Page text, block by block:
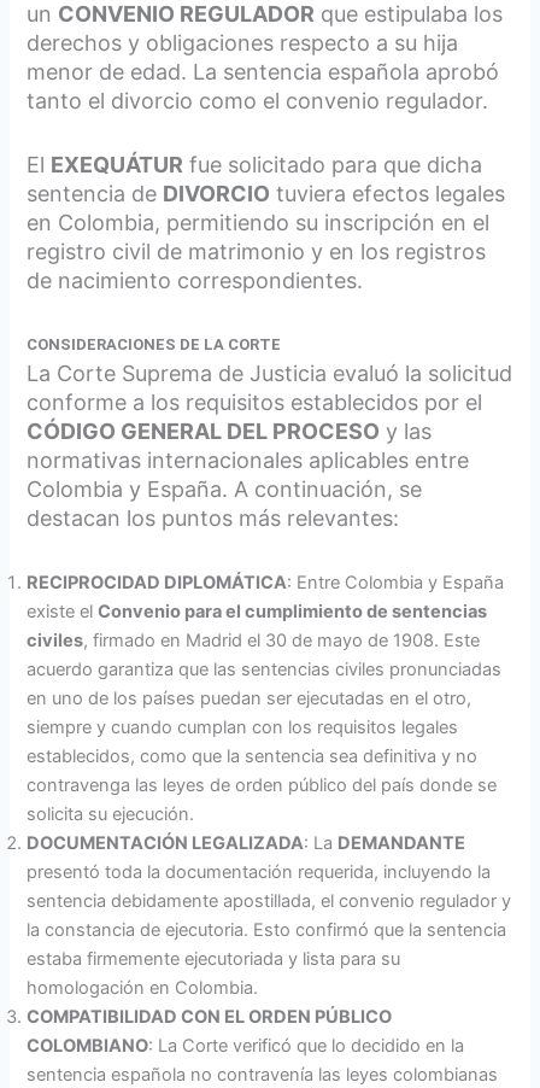
un CONVENIO REGULADOR que estipulaba los
derechos y obligaciones respecto a su hija
menor de edad. La sentencia española aprobó
tanto el divorcio como el convenio regulador.
El EXEQUÁTUR fue solicitado para que dicha
sentencia de DIVORCIO tuviera efectos legales
en Colombia, permitiendo su inscripción en el
registro civil de matrimonio y en los registros
de nacimiento correspondientes.
CONSIDERACIONES DE LA CORTE
La Corte Suprema de Justicia evaluó la solicitud
conforme a los requisitos establecidos por el
CÓDIGO GENERAL DEL PROCESO y las
normativas internacionales aplicables entre
Colombia y España. A continuación, se
destacan los puntos más relevantes:
RECIPROCIDAD DIPLOMÁTICA: Entre Colombia y España
existe elConvenio para el cumplimiento de sentencias
civiles, firmado en Madrid el 30 de mayo de 1908. Este
acuerdo garantiza que las sentencias civiles pronunciadas
en uno de los países puedan ser ejecutadas en el otro,
siempre y cuando cumplan con los requisitos legales
establecidos, como que la sentencia sea definitiva y no
contravenga las leyes de orden público del país donde se
solicita su ejecución.
DOCUMENTACIÓN LEGALIZADA: La DEMANDANTE
presentó toda la documentación requerida, incluyendo la
sentencia debidamente apostillada, el convenio regulador y
la constancia de ejecutoria. Esto confirmó que la sentencia
estaba firmemente ejecutoriada y lista para su
homologación en Colombia.
COMPATIBILIDAD CON EL ORDEN PÚBLICO
COLOMBIANO: La Corte verificó que lo decidido en la
sentencia española no contravenía las leyes colombianas